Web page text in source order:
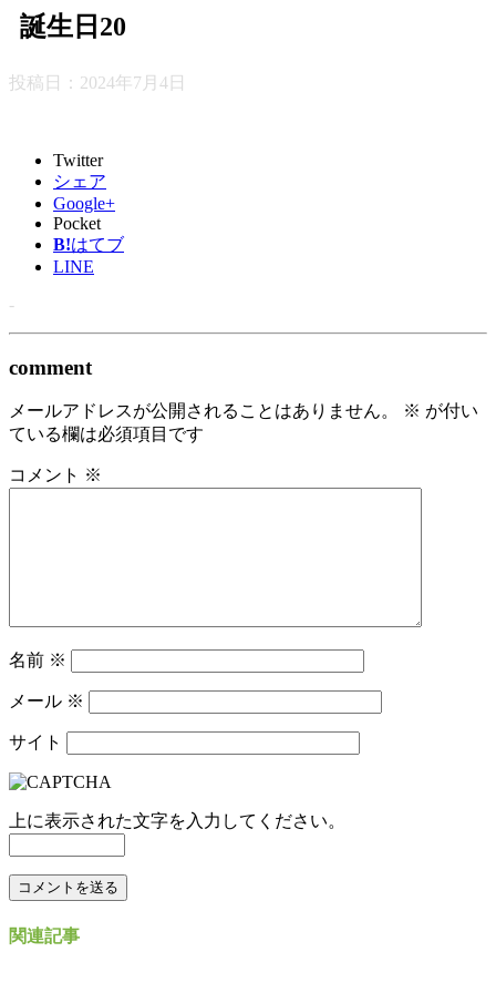
誕生日20
投稿日： 2024年7月4日
Twitter
シェア
Google+
Pocket
B!はてブ
LINE
-
comment
メールアドレスが公開されることはありません。 ※ が付い
ている欄は必須項目です
コメント ※
名前 ※
メール ※
サイト
上に表示された文字を入力してください。
関連記事